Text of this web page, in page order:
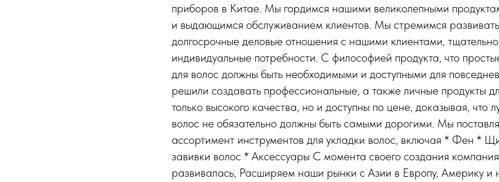
приборов в Китае. Мы гордимся нашими великолепными
и выдающимся обслуживанием клиентов. Мы стремимся
долгосрочные деловые отношения с нашими клиентами,
индивидуальные потребности. С философией продукта, что
для волос должны быть необходимыми и доступными для
решили создавать профессиональные, а также личные продукты
только высокого качества, но и доступны по цене, доказывая, что
волос не обязательно должны быть самыми дорогими. Мы
ассортимент инструментов для укладки волос, включая * Фен *
завивки волос * Аксессуары С момента своего создания
развивалась, Расширяем наши рынки с Азии в Европу, Америку и